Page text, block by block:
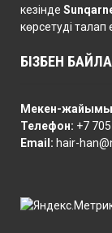
кезінде
көрсетуді талап
БІЗБЕН
Мекен-
Телефон: +7
Email: hair-